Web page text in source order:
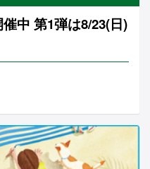
中 第1弾は8/23(日)